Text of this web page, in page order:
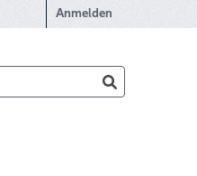
Anmelden